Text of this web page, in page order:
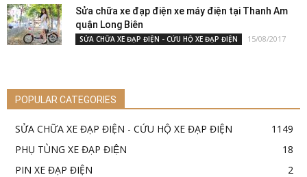
Sửa chữa xe đạp điện xe máy điện tại Thanh Am
quận Long Biên
SỬA CHỮA XE ĐẠP ĐIỆN - CỨU HỘ XE ĐẠP ĐIỆN 15/08/2017
POPULAR CATEGORIES
SỬA CHỮA XE ĐẠP ĐIỆN - CỨU HỘ XE ĐẠP ĐIỆN
1149
PHỤ TÙNG XE ĐẠP ĐIỆN
18
PIN XE ĐẠP ĐIỆN
2